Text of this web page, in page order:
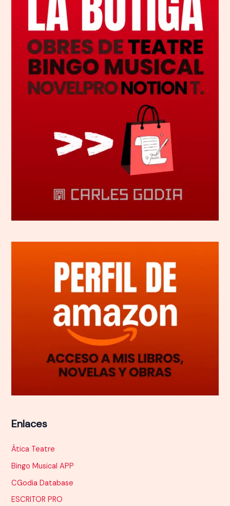
Enlaces
Àtica Teatre
Bingo Musical APP
CGodia Database
ESCRITOR PRO